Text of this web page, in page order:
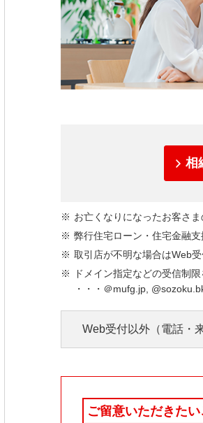
相
お亡くなりになったお客さ
弊行住宅ローン・住宅金融
取引店が不明な場合はWeb受
ドメイン指定などの受信制
・・・＠mufg.jp,
Web受付以外（電話・
【お電話の場合】
相続オフィス 0120-
ご留意いただきたい